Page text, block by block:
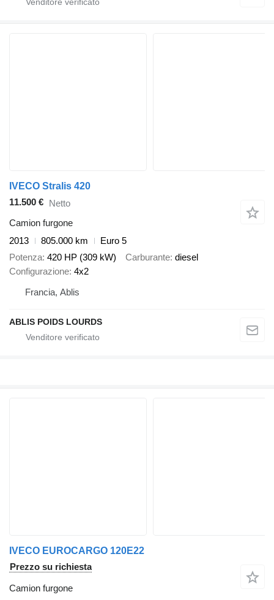
IVECO Stralis 420
11.500 € Netto
Camion furgone
2013
805.000 km
Euro 5
Potenza 420 HP (309 kW) Carburante diesel
Configurazione 4x2
Francia, Ablis
ABLIS POIDS LOURDS
IVECO EUROCARGO 120E22
Prezzo su richiesta
Camion furgone